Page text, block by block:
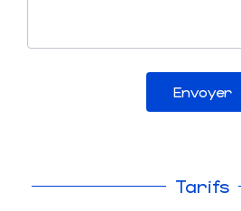
Envoyer
Tarifs